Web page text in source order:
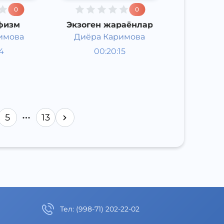
0 0
Экзоген жараёнлар
Диёра Каримова
00:20:15
Таълим
5 13
Тел: (998-71) 202-22-02